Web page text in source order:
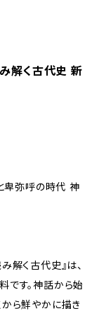
解く古代史 新
卑弥呼の時代 神
く古代史』は、
です。神話から始
ら鮮やかに描き